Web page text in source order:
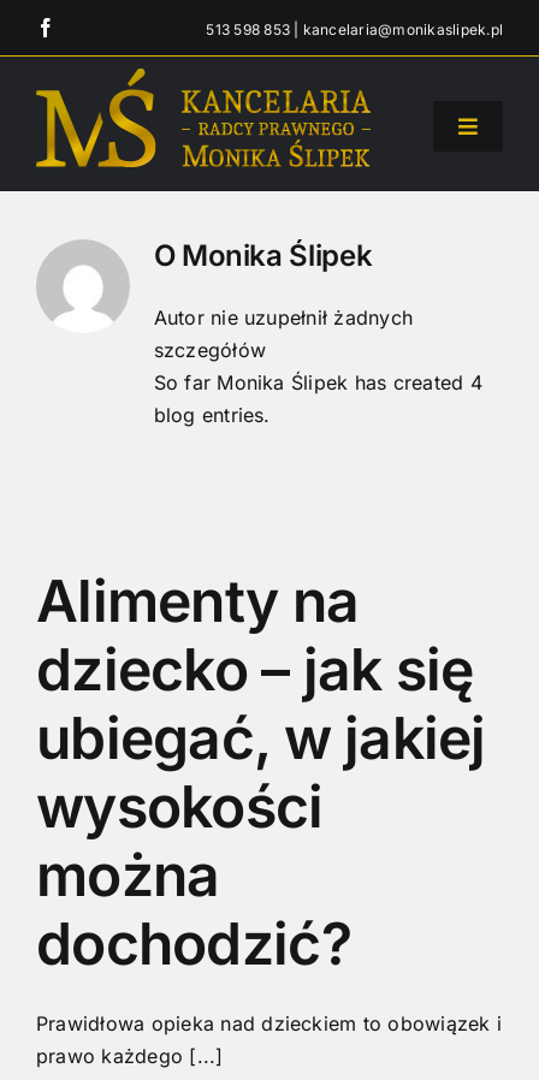
Przejdź
513 598 853 kancelaria@monikaslipek.pl
Toggle
Strona główna
Oferta O Monika Ślipek
Autor nie uzupełnił żadnych
szczegółów
So far Monika Ślipek has created 4
blog entries.
Alimenty na
dziecko – jak się
ubiegać, w jakiej
wysokości
można
dochodzić?
Prawidłowa opieka nad dzieckiem to obowiązek i
prawo każdego [...]